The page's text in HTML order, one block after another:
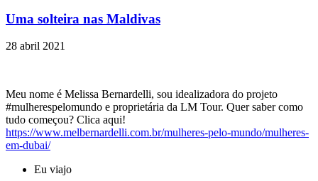
Uma solteira nas Maldivas
28 abril 2021
Meu nome é Melissa Bernardelli, sou idealizadora do projeto
#mulherespelomundo e proprietária da LM Tour. Quer saber como
tudo começou? Clica aqui!
https://www.melbernardelli.com.br/mulheres-pelo-mundo/mulheres-
em-dubai/
Eu viajo